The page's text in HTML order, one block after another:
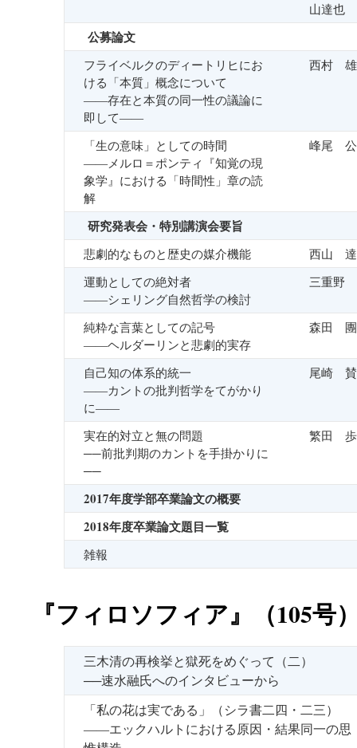
山達也
公募論文
フライベルクのディートリヒにお
ける「本質」概念について
――存在と本質の同一性の議論に
即して――
西村
「生の意味」としての時間
――メルロ＝ポンティ『知覚の現
象学』における「時間性」章の読
解
峰尾
研究発表会・特別講演会要旨
悲劇的なものと歴史の媒介機能
西山
運動としての絶対者
――シェリング自然哲学の検討
三重野
純粋な言葉としての記号
――ヘルダーリンと悲劇的実存
森田 團
自己知の体系的統一
――カントの批判哲学をてがかり
に――
尾崎
実在的対立と無の問題
──前批判期のカントを手掛かりに
──
繁田 歩
2017年度学部卒業論文の概要
2018年度卒業論文題目一覧
雑報
『フィロソフィア』（105号
三木清の再検挙と獄死をめぐって（二）
──速水融氏へのインタビューから
「私の花は実である」（シラ書二四・二三）
――エックハルトにおける原因・結果同一の思